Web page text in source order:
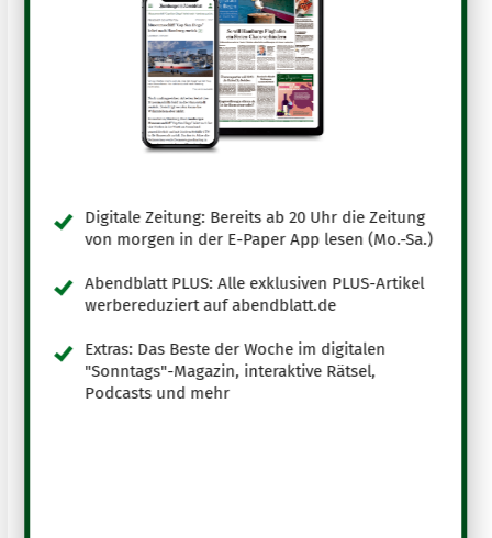
Digitale Zeitung: Bereits ab 20 Uhr die Zeitung
von morgen in der E-Paper App lesen (Mo.-Sa.)
Abendblatt PLUS: Alle exklusiven PLUS-Artikel
werbereduziert auf abendblatt.de
Extras: Das Beste der Woche im digitalen
"Sonntags"-Magazin, interaktive Rätsel,
Podcasts und mehr